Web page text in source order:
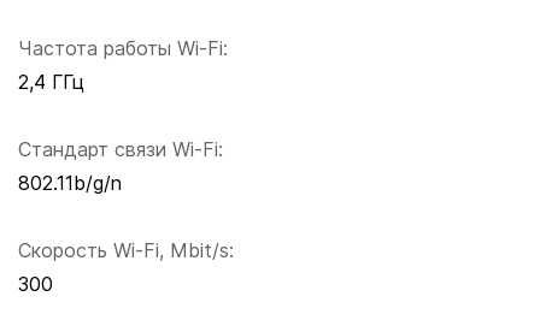
Частота работы Wi-Fi:
2,4 ГГц
Стандарт связи Wi-Fi:
802.11b/g/n
Скорость Wi-Fi, Mbit/s:
300